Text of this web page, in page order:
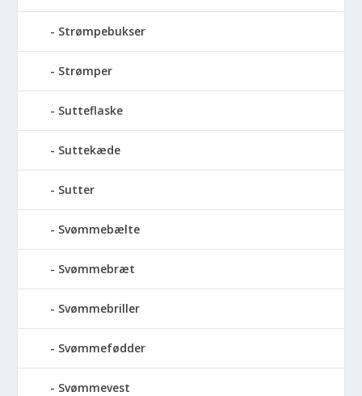
Strømpebukser
Strømper
Sutteflaske
Suttekæde
Sutter
Svømmebælte
Svømmebræt
Svømmebriller
Svømmefødder
Svømmevest